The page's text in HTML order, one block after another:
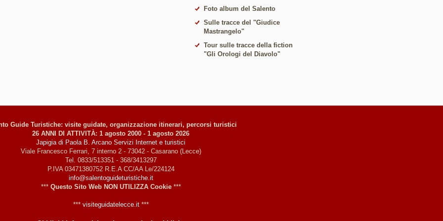
Foto album del Salento
Sulle tracce del "Giudice
Mastrangelo"
Tour sulle tracce della fiction
"Gli Orologi del Diavolo"
Guide Turistiche: visite guidate, organizzazione itinerari, percorsi turistici
26 ANNI DI ATTIVITÀ: 1 agosto 2000 - 1 agosto 2026
Japigia di Paola B. Arcano Servizi Internet e turistici
Viale Francesco Ferrari, 7 interno 2 - 73042 - Casarano (Lecce)
Tel. 0833/513351 - 368/3413297
P.IVA 03471380752 R.E.A CC/AA Le/224124
info@salentoguideturistiche.it
*** Questo Sito Web NON UTILIZZA Cookie***
*** visiteguidatelecce.it***